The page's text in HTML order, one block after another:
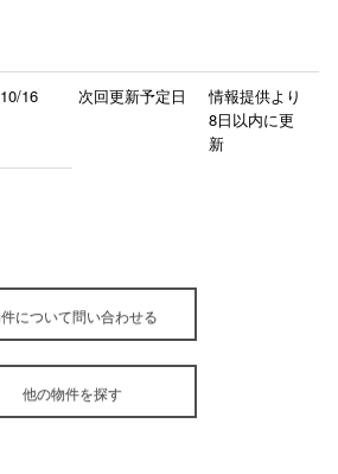
16 次回更新予定日
情報提供より
8日以内に更
新
について問い合わせる
他の物件を探す